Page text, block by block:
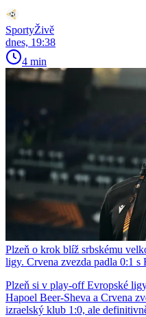
SportyŽivě
dnes, 19:38
4 min
Plzeň o krok blíž srbskému
ligy. Crvena zvezda padla 0:1 s
Plzeň si v play-off Evropské
Hapoel Beer-Sheva a Crvena
izraelský klub 1:0, ale